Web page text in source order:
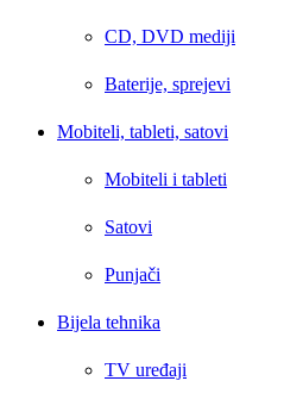
CD, DVD mediji
Baterije, sprejevi
Mobiteli, tableti, satovi
Mobiteli i tableti
Satovi
Punjači
Bijela tehnika
TV uređaji